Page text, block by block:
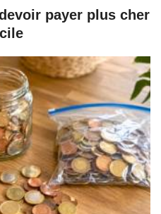
payer plus cher